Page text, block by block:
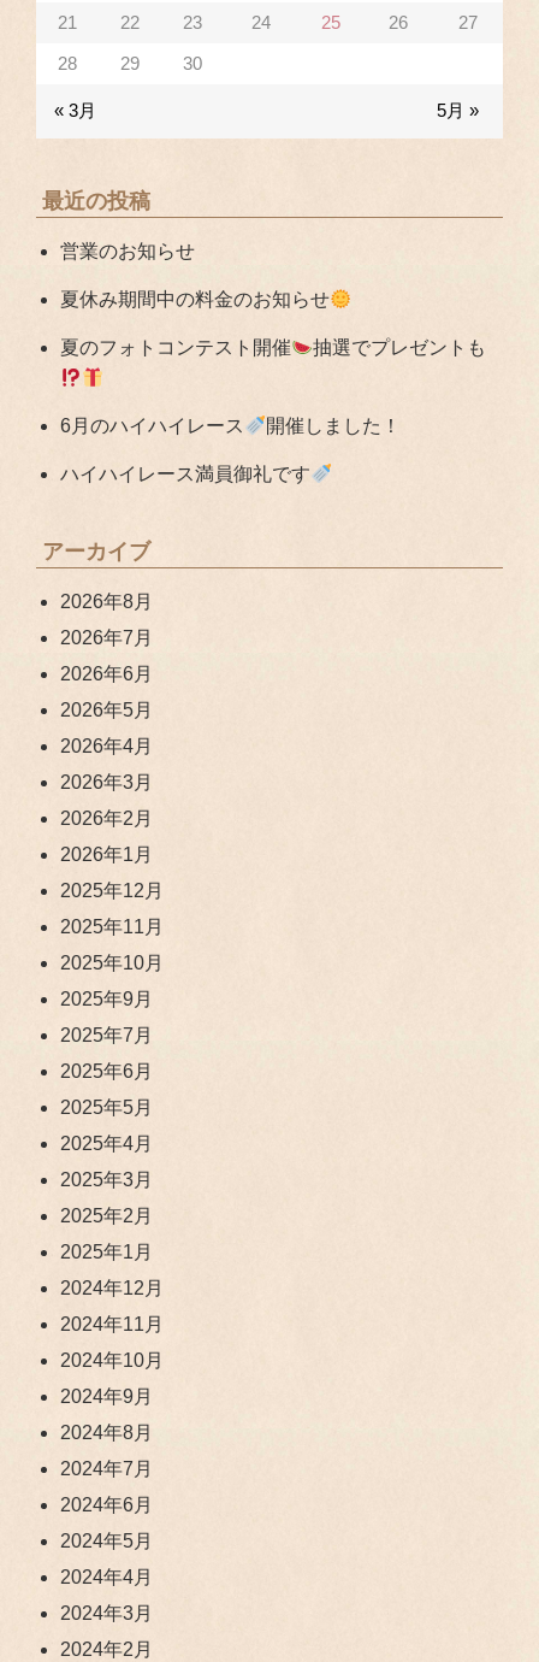
« 3月 5月 »
21 22 23 24 25 26 27
28 29 30
最近の投稿
営業のお知らせ
夏休み期間中の料金のお知らせ
夏のフォトコンテスト開催 抽選でプレゼントも
6月のハイハイレース 開催しました！
ハイハイレース満員御礼です
アーカイブ
2026年8月
2026年7月
2026年6月
2026年5月
2026年4月
2026年3月
2026年2月
2026年1月
2025年12月
2025年11月
2025年10月
2025年9月
2025年7月
2025年6月
2025年5月
2025年4月
2025年3月
2025年2月
2025年1月
2024年12月
2024年11月
2024年10月
2024年9月
2024年8月
2024年7月
2024年6月
2024年5月
2024年4月
2024年3月
2024年2月